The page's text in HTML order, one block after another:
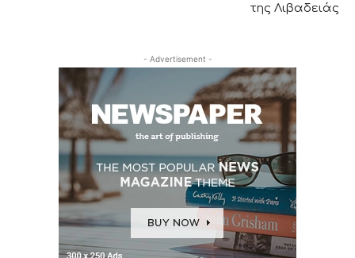
της Λιβαδειάς
- Advertisement -